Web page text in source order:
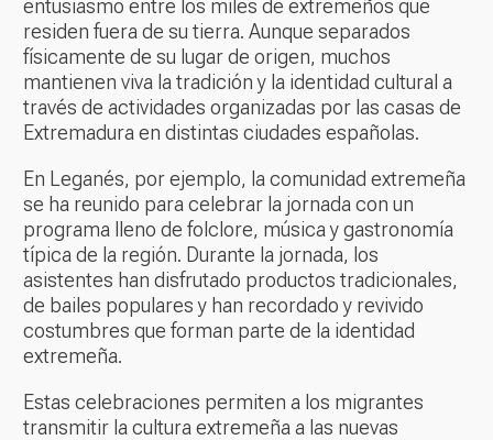
entusiasmo entre los miles de extremeños que
residen fuera de su tierra. Aunque separados
físicamente de su lugar de origen, muchos
mantienen viva la tradición y la identidad cultural a
través de actividades organizadas por las casas de
Extremadura en distintas ciudades españolas.
En Leganés, por ejemplo, la comunidad extremeña
se ha reunido para celebrar la jornada con un
programa lleno de folclore, música y gastronomía
típica de la región. Durante la jornada, los
asistentes han disfrutado productos tradicionales,
de bailes populares y han recordado y revivido
costumbres que forman parte de la identidad
extremeña.
Estas celebraciones permiten a los migrantes
transmitir la cultura extremeña a las nuevas